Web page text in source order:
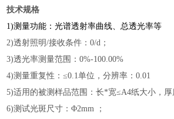
技术规格
1)测量功能：光谱透射率曲线、总透光率等
2)透射照明/接收条件：0/d；
3)透光率测量范围：0%-100.00%
4)测量重复性：≤0.1单位，分辨率：0.01
5)适用的被测样品范围：长*宽≤A4纸大小，厚
6)测试光斑尺寸：Φ2mm ；